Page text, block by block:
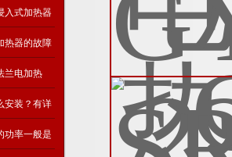
入式加热器
维护？
热器的故障
兰电加热
有什么区
安装？有详
功率一般是